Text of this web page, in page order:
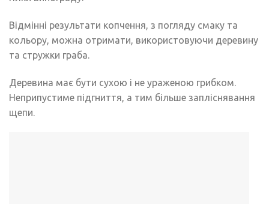
Відмінні результати копчення, з погляду смаку та
кольору, можна отримати, використовуючи деревину
та стружки граба.
Деревина має бути сухою і не ураженою грибком.
Неприпустиме підгниття, а тим більше запліснявання
щепи.